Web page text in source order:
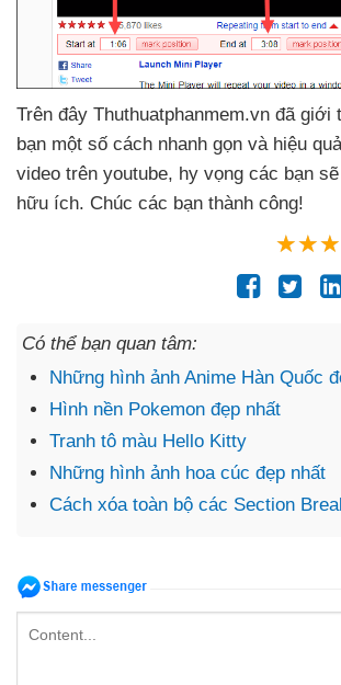
Trên đây Thuthuatphanmem.vn đã giới
bạn một số cách nhanh gọn và hiệu
video trên youtube, hy vọng các bạn
hữu ích. Chúc các bạn thành công!
Có thể bạn quan tâm:
Những hình ảnh Anime Hàn Quốc
Hình nền Pokemon đẹp nhất
Tranh tô màu Hello Kitty
Những hình ảnh hoa cúc đẹp nhất
Cách xóa toàn bộ các Section